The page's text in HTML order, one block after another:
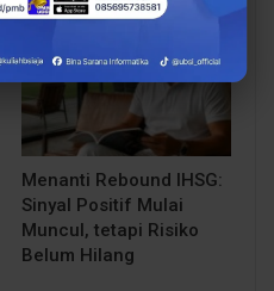
OPINI DOSEN
Menanti Rebound IHSG:
Sinyal Positif Mulai
Muncul, tetapi Risiko
Belum Hilang